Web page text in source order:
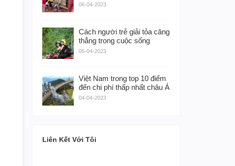
06-04-2023
Cách người trẻ giải tỏa căng
thẳng trong cuộc sống
05-04-2023
Việt Nam trong top 10 điểm
đến chi phí thấp nhất châu Á
04-04-2023
Liên Kết Với Tôi